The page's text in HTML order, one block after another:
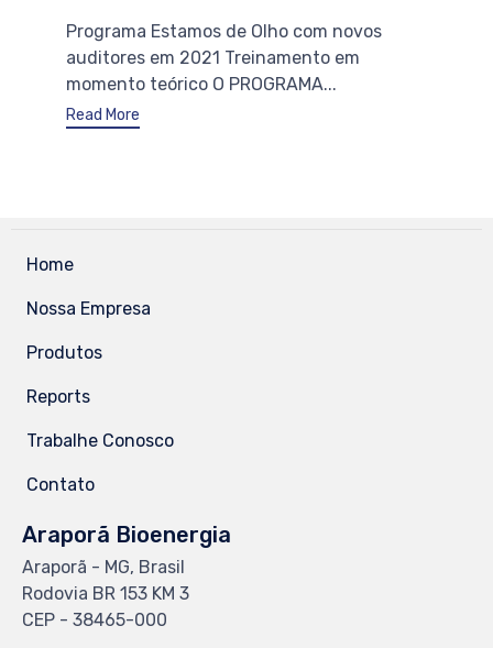
Programa Estamos de Olho com novos
auditores em 2021 Treinamento em
momento teórico O PROGRAMA...
Read More
Home
Nossa Empresa
Produtos
Reports
Trabalhe Conosco
Contato
Araporã Bioenergia
Araporã - MG, Brasil
Rodovia BR 153 KM 3
CEP - 38465-000